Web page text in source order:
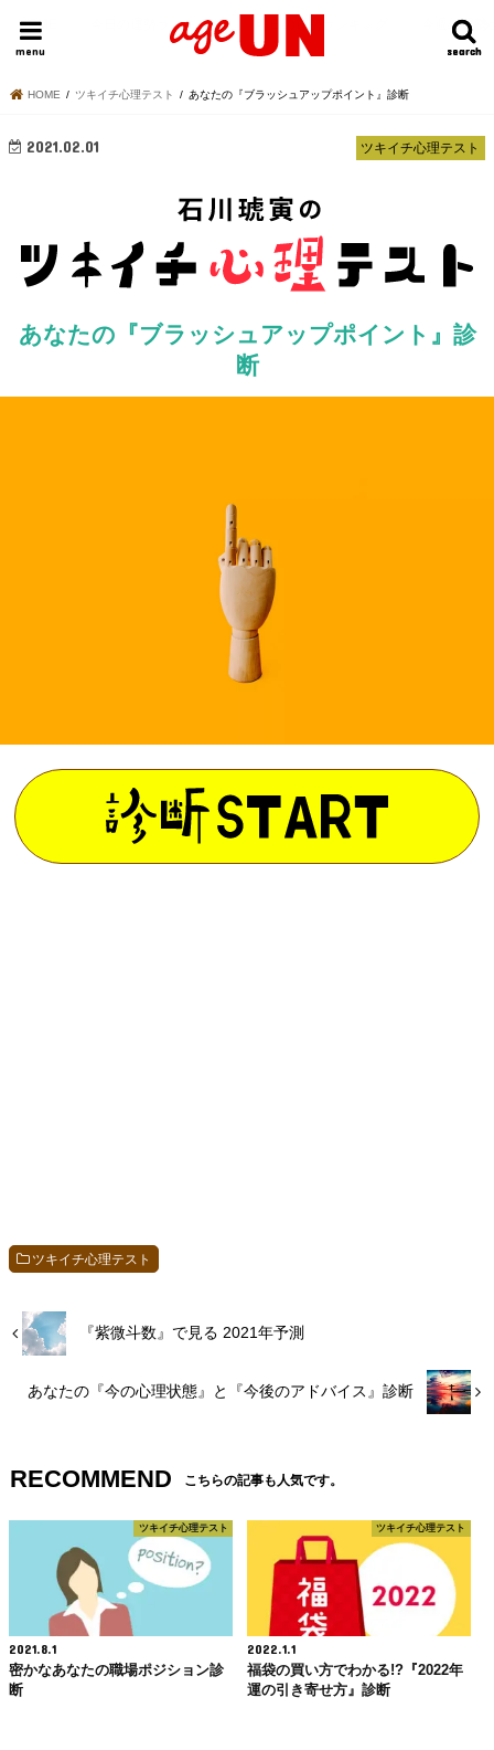
search
search
menu
HOME 今日の運勢ランキング 明日の運勢ランキング 今週の運勢
HOME ツキイチ心理テスト あなたの『ブラッシュアップポイント』診断
ツキイチ心理テスト
2021.02.01
あなたの『ブラッシュアップポイント』診
断
ツキイチ心理テスト
『紫微斗数』で見る 2021年予測
あなたの『今の心理状態』と『今後のアドバイス』診断
RECOMMEND こちらの記事も人気です。
ツキイチ心理テスト
2021.8.1
密かなあなたの職場ポジション診
断
ツキイチ心理テスト
2022.1.1
福袋の買い方でわかる!?『2022年
運の引き寄せ方』診断